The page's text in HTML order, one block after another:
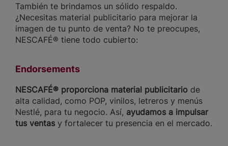
También te brindamos un sólido respaldo.
¿Necesitas material publicitario para mejorar la
imagen de tu punto de venta? No te preocupes,
NESCAFÉ® tiene todo cubierto:
Endorsements
NESCAFÉ® proporciona material publicitario de
alta calidad, como POP, vinilos, letreros y menús
Nestlé, para tu negocio. Así, ayudamos a impulsar
tus ventas y fortalecer tu presencia en el mercado.